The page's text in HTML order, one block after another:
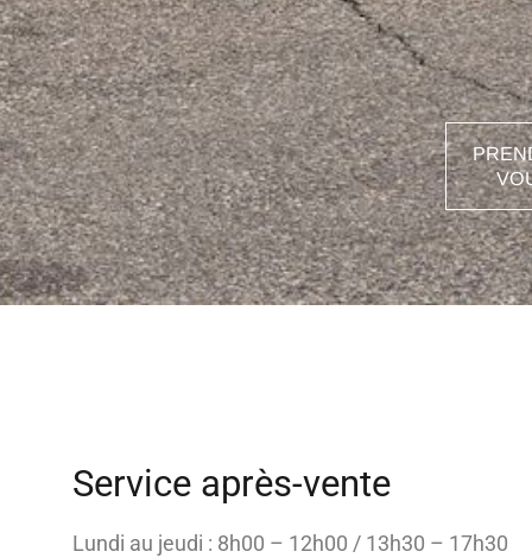
Service après-vente
Lundi au jeudi : 8h00 – 12h00 / 13h30 – 17h30